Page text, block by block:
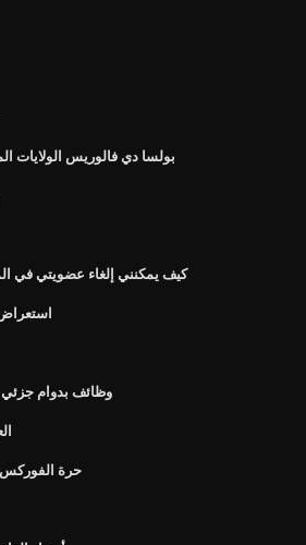
بولسا دي فالوريس الولايات
كيف يمكنني إلغاء عضويتي في
وظائف بدوام جزئي
حرة